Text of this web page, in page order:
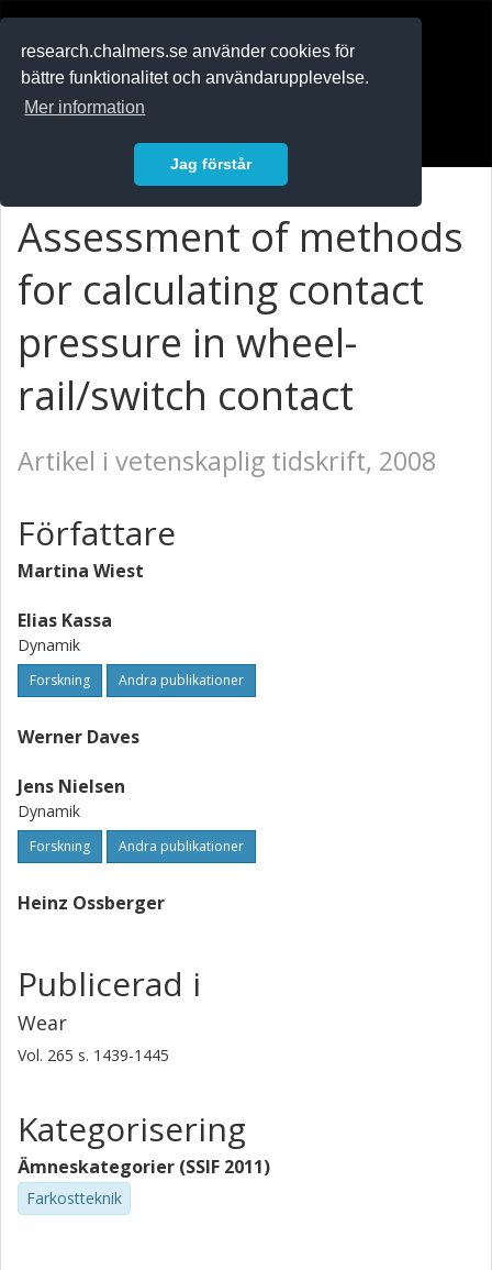
research.chalmers.se använder cookies för
bättre funktionalitet och användarupplevelse.
Mer information
Jag förstår
Assessment of methods
for calculating contact
pressure in wheel-
rail/switch contact
Artikel i vetenskaplig tidskrift, 2008
Författare
Martina Wiest
Elias Kassa
Dynamik
Forskning Andra publikationer
Werner Daves
Jens Nielsen
Dynamik
Forskning Andra publikationer
Heinz Ossberger
Publicerad i
Wear
Vol. 265 s. 1439-1445
Kategorisering
Ämneskategorier (SSIF 2011)
Farkostteknik